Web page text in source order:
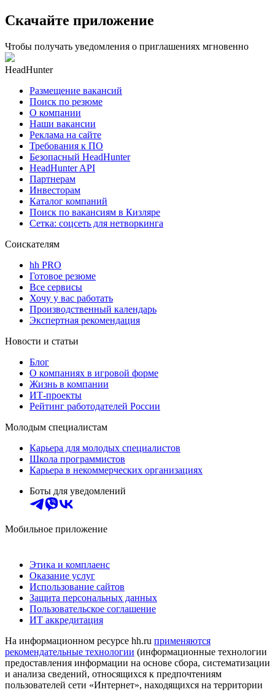
Скачайте приложение
Чтобы получать уведомления о приглашениях мгновенно
HeadHunter
Размещение вакансий
Поиск по резюме
О компании
Наши вакансии
Реклама на сайте
Требования к ПО
Безопасный HeadHunter
HeadHunter API
Партнерам
Инвесторам
Каталог компаний
Поиск по вакансиям в Кизляре
Сетка: соцсеть для нетворкинга
Соискателям
hh PRO
Готовое резюме
Все сервисы
Хочу у вас работать
Производственный календарь
Экспертная рекомендация
Новости и статьи
Блог
О компаниях в игровой форме
Жизнь в компании
ИТ-проекты
Рейтинг работодателей России
Молодым специалистам
Карьера для молодых специалистов
Школа программистов
Карьера в некоммерческих организациях
Боты для уведомлений
Мобильное приложение
Этика и комплаенс
Оказание услуг
Использование сайтов
Защита персональных данных
Пользовательское соглашение
ИТ аккредитация
На информационном ресурсе hh.ru применяются
рекомендательные технологии (информационные технологии
предоставления информации на основе сбора, систематизации
и анализа сведений, относящихся к предпочтениям
пользователей сети «Интернет», находящихся на территории